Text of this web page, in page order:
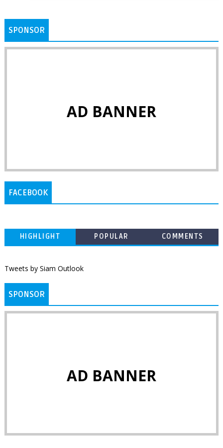
SPONSOR
AD BANNER
FACEBOOK
HIGHLIGHT POPULAR COMMENTS
Tweets by Siam Outlook
SPONSOR
AD BANNER